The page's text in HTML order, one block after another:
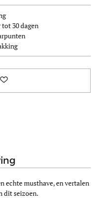
30 dagen
echte musthave, en vertalen
dit seizoen.